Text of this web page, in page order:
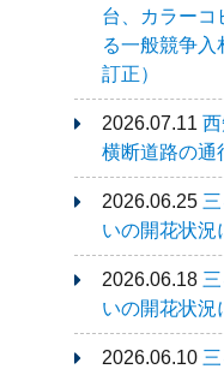
台、カラーコ
る一般競争入
訂正）
2026.07.11
横断道路の通
2026.06.25
いの開花状況
2026.06.18
いの開花状況
2026.06.10